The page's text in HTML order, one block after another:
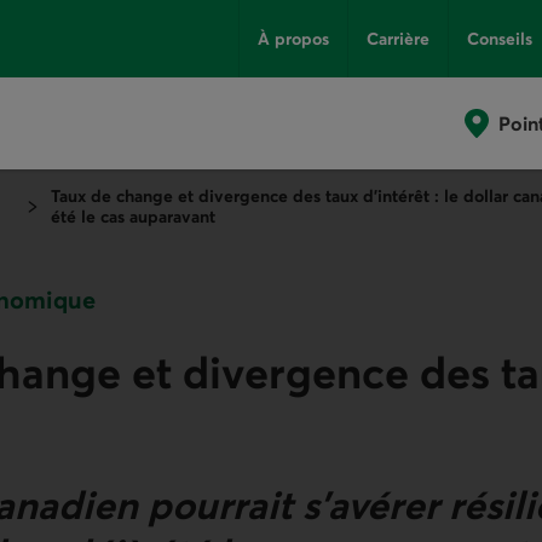
À propos Carrière Conseils
Taux de change et divergence des taux d’intérêt : le dollar
été le cas auparavant
et divergence des
pourrait s’avérer